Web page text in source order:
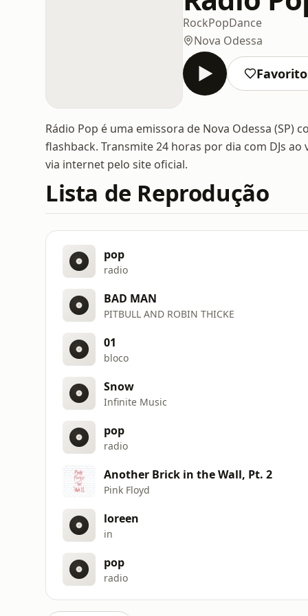
RockPopDance
Nova Odessa
Rádio Pop é uma emissora de Nova Odessa
flashback. Transmite 24 horas por dia com DJs
via internet pelo site oficial.
Lista de Reprodução
pop
radio
BAD MAN
PITBULL AND ROBIN THICKE
01
bloco
Snow
Infinite Music
pop
radio
Another Brick in the Wall, Pt. 2
Pink Floyd
loreen
in
pop
radio